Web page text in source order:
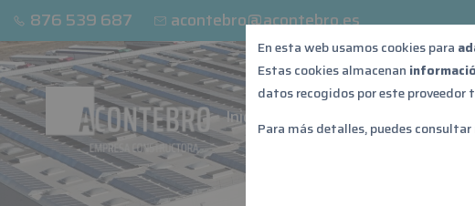
En esta web usamos cookies para
Estas cookies almacenan
datos recogidos por este
Para más detalles, puedes
876 539 687 acontebro@acontebro.es
Inicio